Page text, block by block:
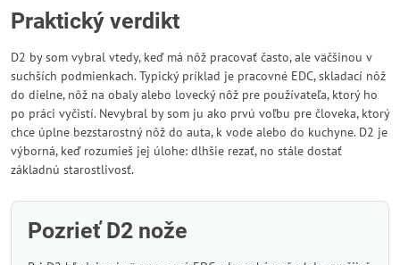
Praktický verdikt
D2 by som vybral vtedy, keď má nôž pracovať často, ale väčšinou v
suchších podmienkach. Typický príklad je pracovné EDC, skladací nôž
do dielne, nôž na obaly alebo lovecký nôž pre používateľa, ktorý ho
po práci vyčistí. Nevybral by som ju ako prvú voľbu pre človeka, ktorý
chce úplne bezstarostný nôž do auta, k vode alebo do kuchyne. D2 je
výborná, keď rozumieš jej úlohe: dlhšie rezať, no stále dostať
základnú starostlivosť.
Pozrieť D2 nože